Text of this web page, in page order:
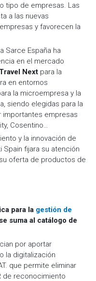
tipo de empresas. Las
a las nuevas
y favorecen la
Sarce España ha
en el mercado
Next para la
en entornos
la microempresa y la
siendo elegidas para la
importantes empresas
Cosentino…
y la innovación de
fijara su atención
oferta de productos de
para la gestión de
suma al catálogo de
por aportar
la digitalización
que permite eliminar
de reconocimiento